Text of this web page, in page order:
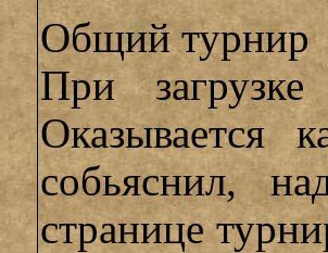
Общий турнир
При
Оказывается
собьяснил,
странице